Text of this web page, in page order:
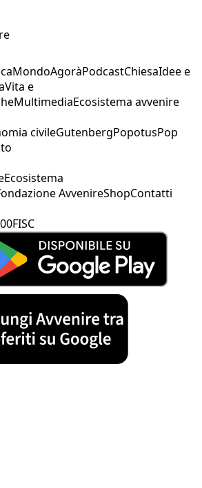
MondoAgoràPodcastChiesaIdee e
Vita e
MultimediaEcosistema avvenire
civileGutenbergPopotusPop
Ecosistema
AvvenireShopContatti
FISC